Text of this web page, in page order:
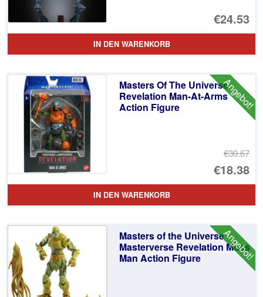
€24.53
IN DEN WARENKORB
Angebot!
Masters Of The Universe
Revelation Man-At-Arms
Action Figure
€30.67
€18.38
IN DEN WARENKORB
Angebot!
Masters of the Universe
Masterverse Revelation Moss
Man Action Figure